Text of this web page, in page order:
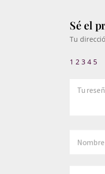
Sé el
Tu
1 2 3 4 5